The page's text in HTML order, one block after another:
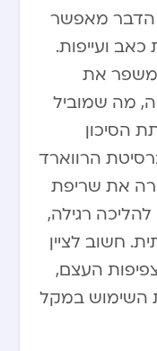
בשיעור של עד 25%. הדבר מאפשר
ועייפות.
משפר את
מה שמוביל
הסיכון
הרווארד
את שריפת
בהשוואה להליכה רגילה,
חשוב לציין
העצם,
השימוש במקל